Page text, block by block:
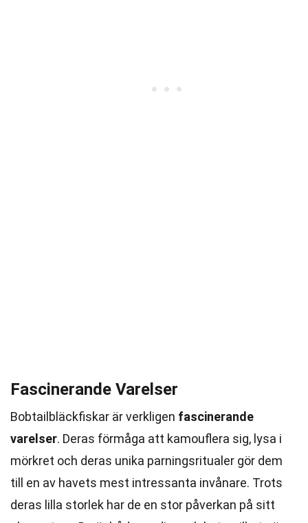
Fascinerande Varelser
Bobtailbläckfiskar är verkligen fascinerande
varelser. Deras förmåga att kamouflera sig, lysa i
mörkret och deras unika parningsritualer gör dem
till en av havets mest intressanta invånare. Trots
deras lilla storlek har de en stor påverkan på sitt